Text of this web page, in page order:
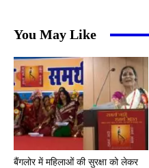
You May Like
बैंगलोर में महिलाओं की सुरक्षा को लेकर